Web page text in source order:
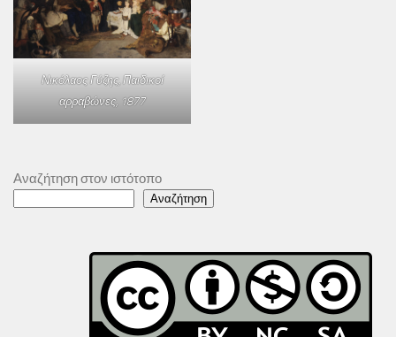
Νικόλαος Γύζης,Παιδικοί
αρραβώνες, 1877
Αναζήτηση στον ιστότοπο
Αναζήτηση